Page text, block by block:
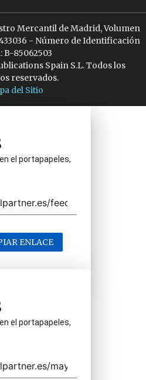
Mercantil de Madrid, Volumen
- Número de Identificación
B-85062503
Spain S.L. Todos los
reservados.
del Sitio
el portapapeles,
ENLACE
el portapapeles,